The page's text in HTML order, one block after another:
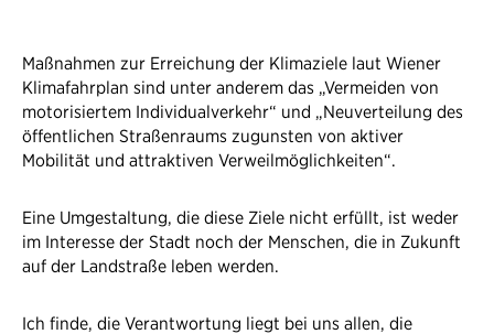
Maßnahmen zur Erreichung der Klimaziele laut Wiener
Klimafahrplan sind unter anderem das „Vermeiden von
motorisiertem Individualverkehr“ und „Neuverteilung des
öffentlichen Straßenraums zugunsten von aktiver
Mobilität und attraktiven Verweilmöglichkeiten“.
Eine Umgestaltung, die diese Ziele nicht erfüllt, ist weder
im Interesse der Stadt noch der Menschen, die in Zukunft
auf der Landstraße leben werden.
Ich finde, die Verantwortung liegt bei uns allen, die